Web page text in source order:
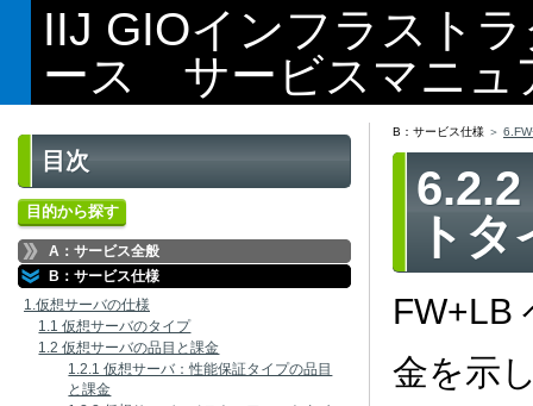
IIJ GIOインフラスト
ース サービスマニュ
目次
目的から探す
A：サービス全般
B：サービス仕様
1.仮想サーバの仕様
1.1 仮想サーバのタイプ
1.2 仮想サーバの品目と課金
1.2.1 仮想サーバ：性能保証タイプの品目
と課金
B：サービス仕様
ト
FW+LB
金を示